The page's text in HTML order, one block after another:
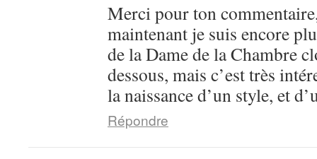
Merci pour ton
maintenant je suis encore
de la Dame de la Chambre
dessous, mais c’est très
la naissance d’un style, et
Répondre